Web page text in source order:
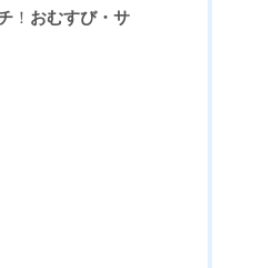
！ おむすび・サ